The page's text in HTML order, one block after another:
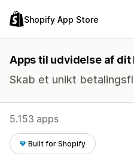
Shopify App Store
Apps til udvidelse af
Skab et unikt
5.153 apps
Built for Shopify